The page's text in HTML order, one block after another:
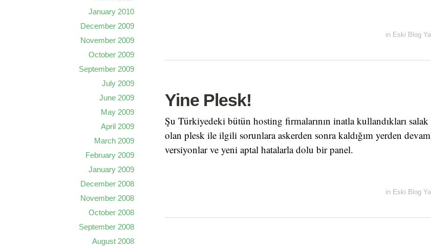
in Eski Blog
Yine Plesk!
Şu Türkiyedeki bütün hosting firmalarının inatla kullandıkları
olan plesk ile ilgili sorunlara askerden sonra kaldığım yerden
versiyonlar ve yeni aptal hatalarla dolu bir panel.
in Eski Blog
January 2010
December 2009
November 2009
October 2009
September 2009
July 2009
June 2009
May 2009
April 2009
March 2009
February 2009
January 2009
December 2008
November 2008
October 2008
September 2008
August 2008